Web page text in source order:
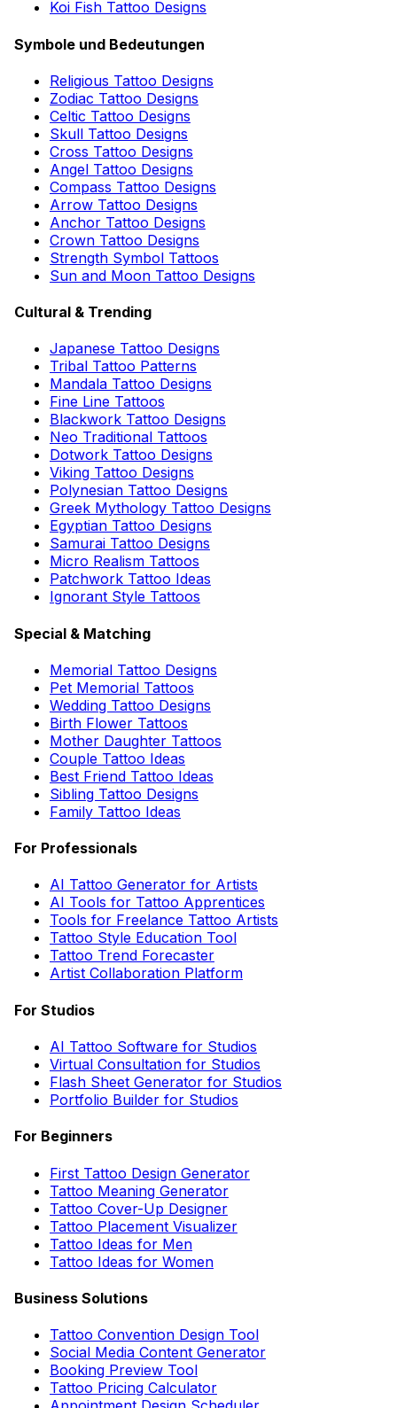
Koi Fish Tattoo Designs
Symbole und Bedeutungen
Religious Tattoo Designs
Zodiac Tattoo Designs
Celtic Tattoo Designs
Skull Tattoo Designs
Cross Tattoo Designs
Angel Tattoo Designs
Compass Tattoo Designs
Arrow Tattoo Designs
Anchor Tattoo Designs
Crown Tattoo Designs
Strength Symbol Tattoos
Sun and Moon Tattoo Designs
Cultural & Trending
Japanese Tattoo Designs
Tribal Tattoo Patterns
Mandala Tattoo Designs
Fine Line Tattoos
Blackwork Tattoo Designs
Neo Traditional Tattoos
Dotwork Tattoo Designs
Viking Tattoo Designs
Polynesian Tattoo Designs
Greek Mythology Tattoo Designs
Egyptian Tattoo Designs
Samurai Tattoo Designs
Micro Realism Tattoos
Patchwork Tattoo Ideas
Ignorant Style Tattoos
Special & Matching
Memorial Tattoo Designs
Pet Memorial Tattoos
Wedding Tattoo Designs
Birth Flower Tattoos
Mother Daughter Tattoos
Couple Tattoo Ideas
Best Friend Tattoo Ideas
Sibling Tattoo Designs
Family Tattoo Ideas
For Professionals
AI Tattoo Generator for Artists
AI Tools for Tattoo Apprentices
Tools for Freelance Tattoo Artists
Tattoo Style Education Tool
Tattoo Trend Forecaster
Artist Collaboration Platform
For Studios
AI Tattoo Software for Studios
Virtual Consultation for Studios
Flash Sheet Generator for Studios
Portfolio Builder for Studios
For Beginners
First Tattoo Design Generator
Tattoo Meaning Generator
Tattoo Cover-Up Designer
Tattoo Placement Visualizer
Tattoo Ideas for Men
Tattoo Ideas for Women
Business Solutions
Tattoo Convention Design Tool
Social Media Content Generator
Booking Preview Tool
Tattoo Pricing Calculator